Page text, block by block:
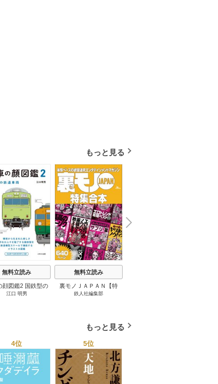
もっと見る
無料立読み
顔図鑑2 国鉄型の
鉄道車両 1巻
江口 明男
無料立読み
裏モノＪＡＰＡＮ【特
集】★超ボリューム版６
トレンド年間ベスト★お
っさん５０人の体験から
学ぶ★夢のようなエロい
楽園３０ 1巻
鉄人社編集部
N
e
x
t
もっと見る
4位 5位